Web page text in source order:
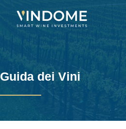
Guida dei Vini